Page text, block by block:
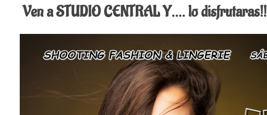
Ven a STUDIO CENTRAL Y…. lo disfrutaras!!